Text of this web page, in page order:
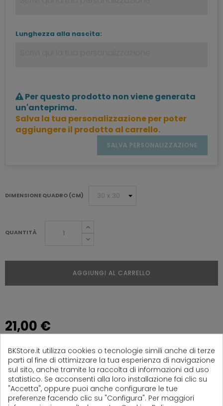
Lunghezza alla nascita:
Per questo prodotto non viene generata
un'anteprima.
Salva la tua personalizzazione per poter
aggiungere il prodotto al carrello.
SALVA PERSONALIZZAZIONE
DIMENSIONE QUADRO (CM)
QUANTITÀ
AGGIUNGI AL CARRELLO
21,00 €
Prodotto realizzato in: 2/3 giorni lavorativi
Per maggiori info sui tempi di consegna del tuo
ordineclicca qui.
BKStore.it utilizza cookies o tecnologie simili anche di terze
parti al fine di ottimizzare la tua esperienza di navigazione
sul sito, anche tramite la raccolta di informazioni ad uso
statistico. Se acconsenti alla loro installazione fai clic su
"Accetta", oppure puoi anche configurare le tue
preferenze facendo clic su "Configura". Per maggiori